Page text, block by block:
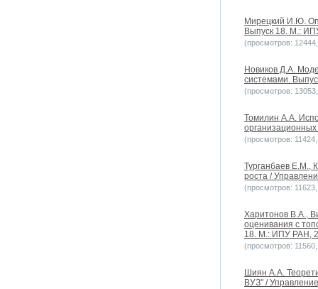
Мирецкий И.Ю.
Выпуск 18. М.:
(просмотров:
Новиков Д.А.
системами.
(просмотров:
Томилин А.А.
(просмотров:
Турганбаев Е.М.,
роста /
(просмотров:
Харитонов В.А.,
оценивания с
18. М.: ИПУ РАН,
(просмотров:
Шиян А.А.
ВУЗ" /